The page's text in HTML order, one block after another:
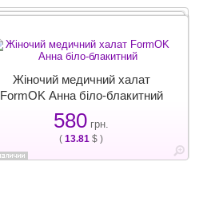
Жіночий медичний халат
FormOK Анна біло-блакитний
580 грн.
( 13.81 $ )